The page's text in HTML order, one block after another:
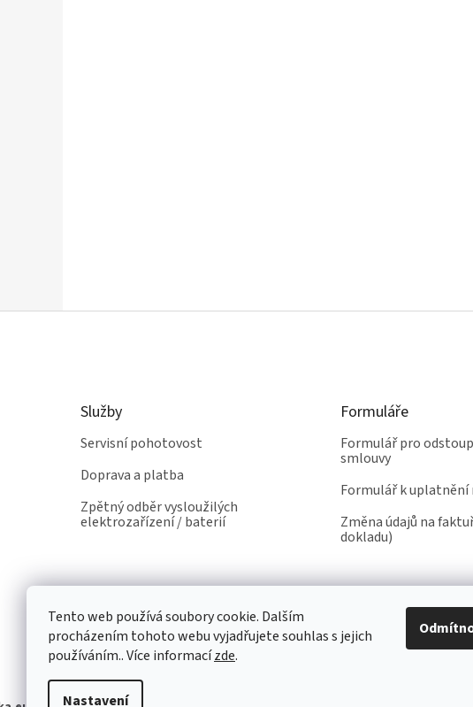
Tento web používá soubory cookie. Dalším
procházením tohoto webu vyjadřujete souhlas s jejich
používáním.. Více informacízde.
Nastavení
Služby
Servisní pohotovost
Doprava a platba
Zpětný odběr vysloužilých
elektrozařízení / baterií
Formuláře
Formulář pro
smlouvy
Formulář k uplatnění
Změna údajů na
dokladu)